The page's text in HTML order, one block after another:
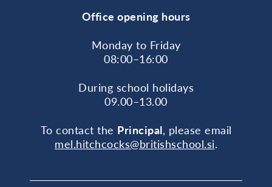
Office opening hours
Monday to Friday
08:00–16:00
During school holidays
09.00–13.00
To contact the Principal, please email
mel.hitchcocks@britishschool.si.